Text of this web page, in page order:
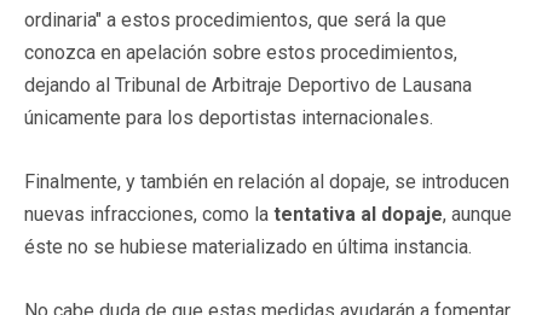
ordinaria" a estos procedimientos, que será la que
conozca en apelación sobre estos procedimientos,
dejando al Tribunal de Arbitraje Deportivo de Lausana
únicamente para los deportistas internacionales.
Finalmente, y también en relación al dopaje, se introducen
nuevas infracciones, como la tentativa al dopaje, aunque
éste no se hubiese materializado en última instancia.